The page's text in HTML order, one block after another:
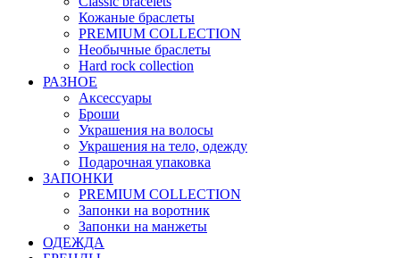
Кожаные браслеты
PREMIUM COLLECTION
Необычные браслеты
Hard rock collection
РАЗНОЕ
Аксессуары
Броши
Украшения на волосы
Украшения на тело, одежду
Подарочная упаковка
ЗАПОНКИ
PREMIUM COLLECTION
Запонки на воротник
Запонки на манжеты
ОДЕЖДА